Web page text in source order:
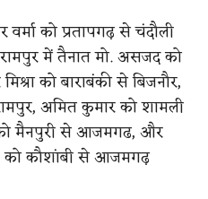
को प्रतापगढ़ से चंदौली
रामपुर में तैनात मो. असजद को
को बाराबंकी से बिजनौर,
अमित कुमार को शामली
को मैनपुरी से आजमगढ, और
को कौशांबी से आजमगढ़